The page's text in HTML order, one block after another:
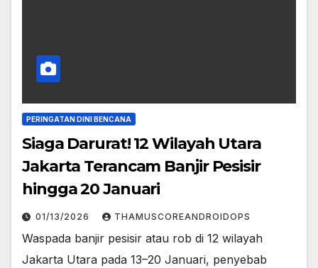
PERINGATAN DINI BENCANA
Siaga Darurat! 12 Wilayah Utara
Jakarta Terancam Banjir Pesisir
hingga 20 Januari
01/13/2026 THAMUSCOREANDROIDOPS
Waspada banjir pesisir atau rob di 12 wilayah
Jakarta Utara pada 13–20 Januari, penyebab